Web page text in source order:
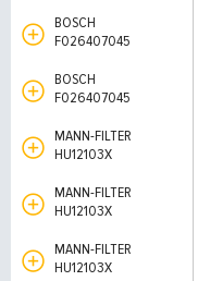
BOSCH
F026407045
BOSCH
F026407045
MANN-FILTER
HU12103X
MANN-FILTER
HU12103X
MANN-FILTER
HU12103X